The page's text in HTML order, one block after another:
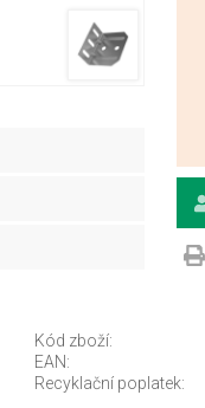
Kód zboží:
EAN:
Recyklační poplatek: